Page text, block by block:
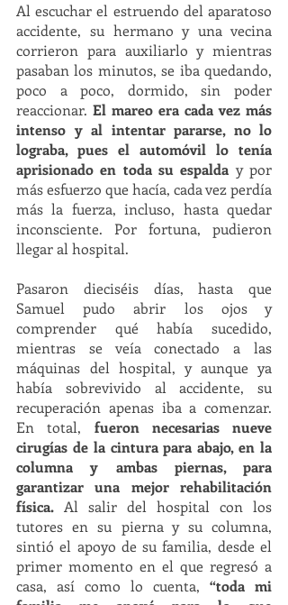
Al escuchar el estruendo del aparatoso
accidente, su hermano y una vecina
corrieron para auxiliarlo y mientras
pasaban los minutos, se iba quedando,
poco a poco, dormido, sin poder
reaccionar. El mareo era cada vez más
intenso y al intentar pararse, no lo
lograba, pues el automóvil lo tenía
aprisionado en toda su espalda y por
más esfuerzo que hacía, cada vez perdía
más la fuerza, incluso, hasta quedar
inconsciente. Por fortuna, pudieron
llegar al hospital.
Pasaron dieciséis días, hasta que
Samuel pudo abrir los ojos y
comprender qué había sucedido,
mientras se veía conectado a las
máquinas del hospital, y aunque ya
había sobrevivido al accidente, su
recuperación apenas iba a comenzar.
En total, fueron necesarias nueve
cirugías de la cintura para abajo, en la
columna y ambas piernas, para
garantizar una mejor rehabilitación
física. Al salir del hospital con los
tutores en su pierna y su columna,
sintió el apoyo de su familia, desde el
primer momento en el que regresó a
casa, así como lo cuenta, “toda mi